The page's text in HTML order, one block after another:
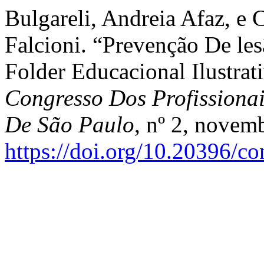
Bulgareli, Andreia Afaz, e
Falcioni. “Prevenção De
Folder Educacional
Congresso Dos
De São Paulo, nº 2,
https://doi.org/10.20396/